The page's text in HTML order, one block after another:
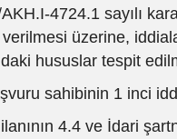
4724.1 sayılı
üzerine,
hususlar tespit
sahibinin 1 inci
4.4 ve İdari